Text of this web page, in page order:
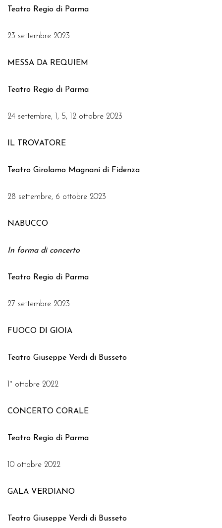
Teatro Regio di Parma
23 settembre 2023
MESSA DA REQUIEM
Teatro Regio di Parma
24 settembre, 1, 5, 12 ottobre 2023
IL TROVATORE
Teatro Girolamo Magnani di Fidenza
28 settembre, 6 ottobre 2023
NABUCCO
In forma di concerto
Teatro Regio di Parma
27 settembre 2023
FUOCO DI GIOIA
Teatro Giuseppe Verdi di Busseto
1° ottobre 2022
CONCERTO CORALE
Teatro Regio di Parma
10 ottobre 2022
GALA VERDIANO
Teatro Giuseppe Verdi di Busseto